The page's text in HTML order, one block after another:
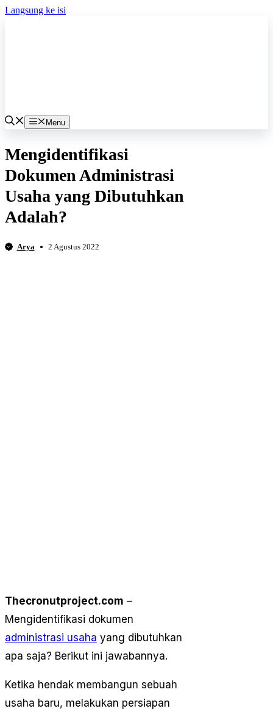
Langsung ke isi
Menu
Mengidentifikasi
Dokumen Administrasi
Usaha yang Dibutuhkan
Adalah?
Arya 2 Agustus 2022
Thecronutproject.com –
Mengidentifikasi dokumen
administrasi usaha yang dibutuhkan
apa saja? Berikut ini jawabannya.
Ketika hendak membangun sebuah
usaha baru, melakukan persiapan